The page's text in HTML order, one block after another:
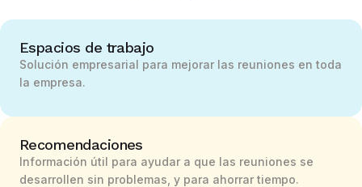
Distribución). Los usuarios también pueden
haciendo clic en el botón «Publicar en Slack»
situado en la parte superior derecha del informe
de una reunión.
The Slack Sync to Read integration allows users to
search their Slack messages from Read AI, adding
it as a source alongside your meeting transcripts,
Espacios de trabajo
Solución empresarial para mejorar las reuniones en toda
la empresa.
Recomendaciones
Información útil para ayudar a que las reuniones se
desarrollen sin problemas, y para ahorrar tiempo.